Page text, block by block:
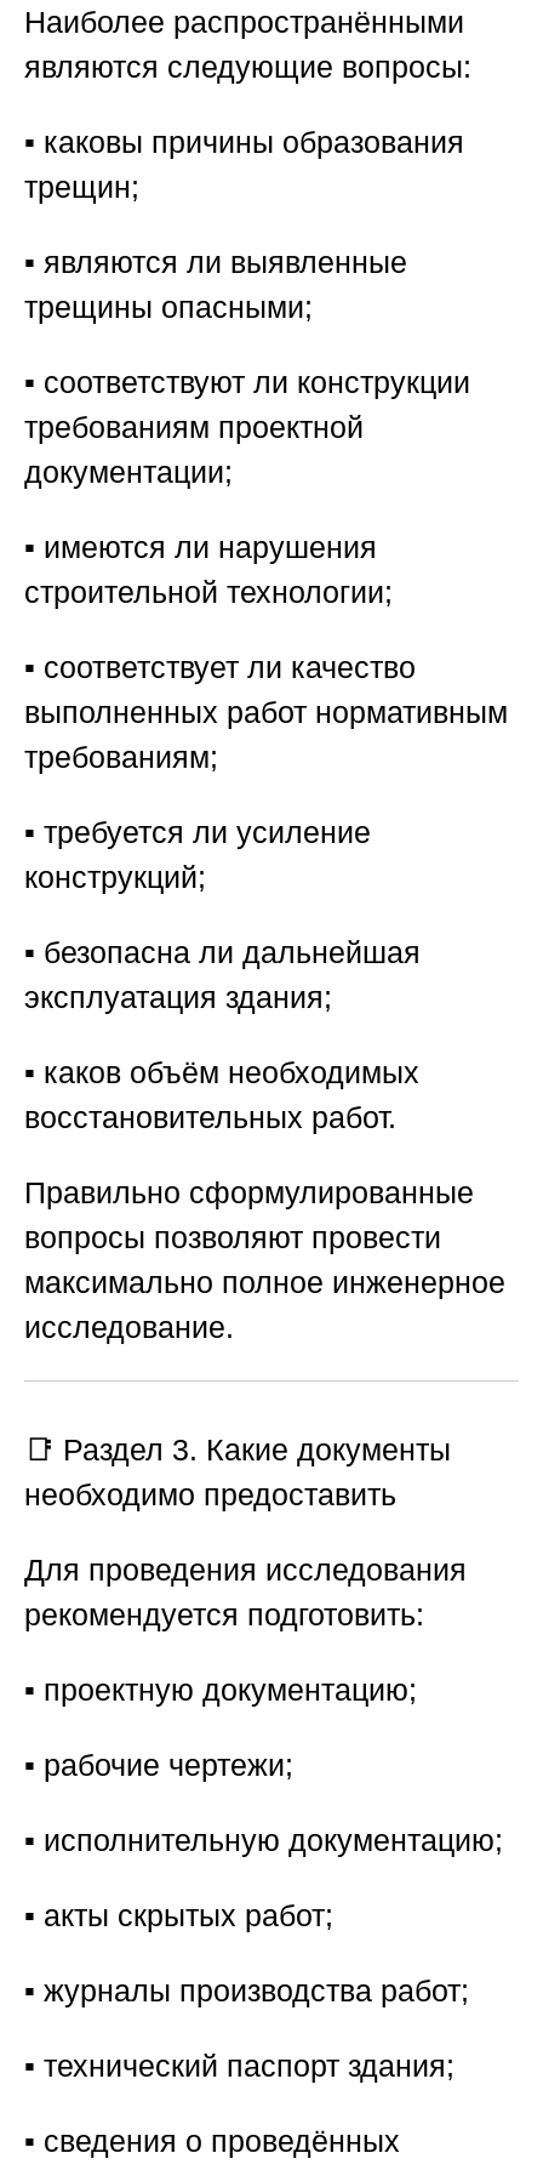
Наиболее распространёнными
являются следующие вопросы:
▪️ каковы причины образования
трещин;
▪️ являются ли выявленные
трещины опасными;
▪️ соответствуют ли конструкции
требованиям проектной
документации;
▪️ имеются ли нарушения
строительной технологии;
▪️ соответствует ли качество
выполненных работ нормативным
требованиям;
▪️ требуется ли усиление
конструкций;
▪️ безопасна ли дальнейшая
эксплуатация здания;
▪️ каков объём необходимых
восстановительных работ.
Правильно сформулированные
вопросы позволяют провести
максимально полное инженерное
исследование.
📑 Раздел 3. Какие документы
необходимо предоставить
Для проведения исследования
рекомендуется подготовить:
▪️ проектную документацию;
▪️ рабочие чертежи;
▪️ исполнительную документацию;
▪️ акты скрытых работ;
▪️ журналы производства работ;
▪️ технический паспорт здания;
▪️ сведения о проведённых